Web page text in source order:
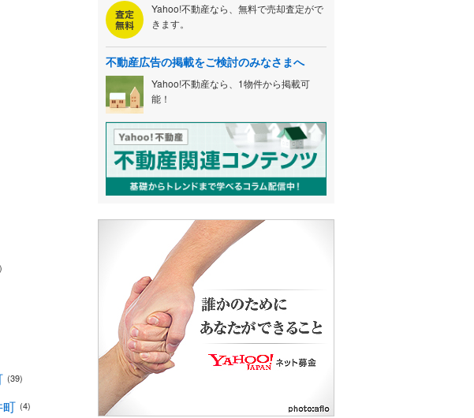
(39)
(4)
Yahoo!不動産なら、無料で売却査定がで
きます。
不動産広告の掲載をご検討のみなさまへ
Yahoo!不動産なら、1物件から掲載可
能！